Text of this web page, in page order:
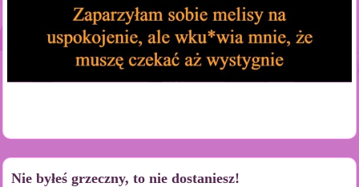
Nie byłeś grzeczny, to nie dostaniesz!